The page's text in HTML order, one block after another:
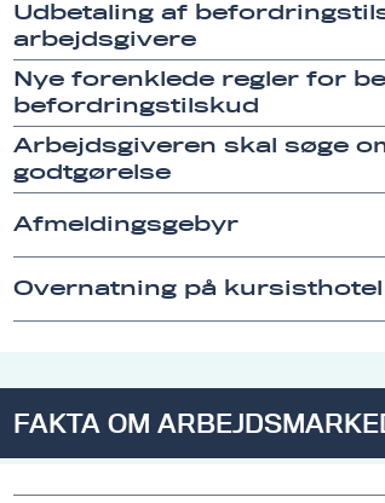
Udbetaling af
arbejdsgivere
Nye forenklede regler for
befordringstilskud
Arbejdsgiveren skal søge
godtgørelse
Afmeldingsgebyr
Overnatning på kursisthotel
FAKTA OM